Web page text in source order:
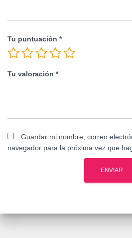
Tu puntuación *
Tu valoración *
Guardar mi nombre, correo
navegador para la próxima vez que